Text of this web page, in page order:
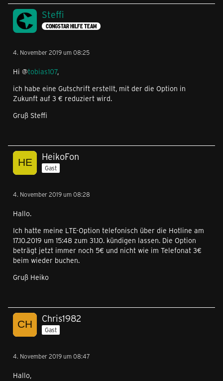
Steffi
CONGSTAR HILFE TEAM
4. November 2019 um 08:25
Hi @tobias107,
ich habe eine Gutschrift erstellt, mit der die Option in
Zukunft auf 3 € reduziert wird.
Gruß Steffi
HeikoFon
Gast
4. November 2019 um 08:28
Hallo.
Ich hatte meine LTE-Option telefonisch über die Hotline am
17.10.2019 um 15:48 zum 31.10. kündigen lassen. Die Option
beträgt jetzt immer noch 5€ und nicht wie im Telefonat 3€
beim wieder buchen.
Gruß Heiko
Chris1982
Gast
4. November 2019 um 08:47
Hallo,